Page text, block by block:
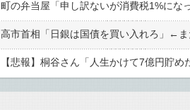
町の弁当屋「申し訳ないが消費税1%にな
高市首相「日銀は国債を買い入れろ」←
【悲報】桐谷さん「人生かけて7億円貯